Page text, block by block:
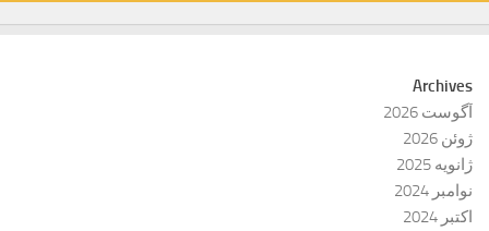
Archives
آگوست 2026
ژوئن 2026
ژانویه 2025
نوامبر 2024
اکتبر 2024